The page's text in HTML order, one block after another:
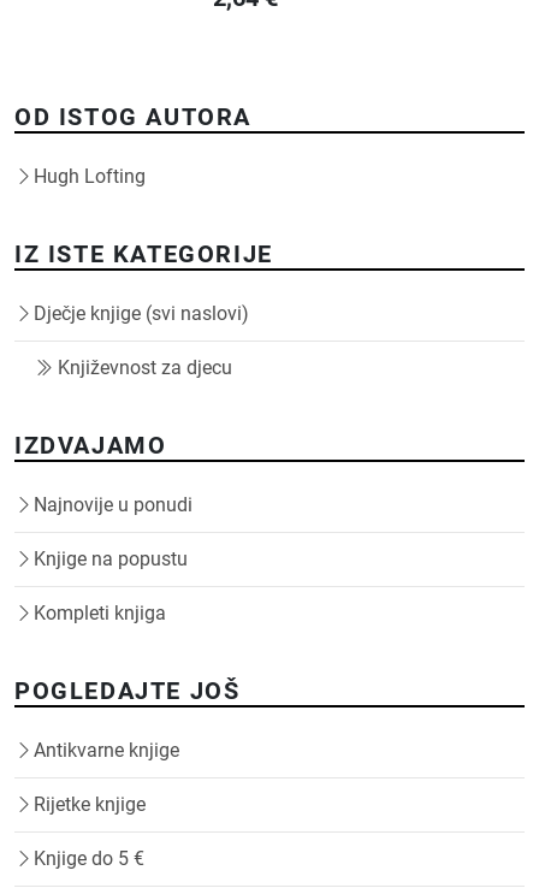
OD ISTOG AUTORA
Hugh Lofting
IZ ISTE KATEGORIJE
Dječje knjige (svi naslovi)
Književnost za djecu
IZDVAJAMO
Najnovije u ponudi
Knjige na popustu
Kompleti knjiga
POGLEDAJTE JOŠ
Antikvarne knjige
Rijetke knjige
Knjige do 5 €